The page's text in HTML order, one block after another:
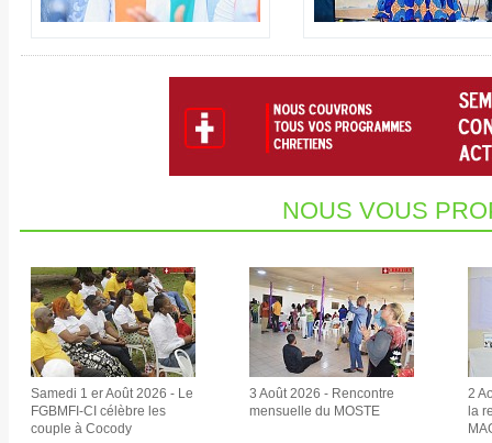
NOUS VOUS
Samedi 1 er Août 2026 - Le
FGBMFI-CI célèbre les
couple à Cocody
3 Août 2026 - Rencontre
mensuelle du MOSTE
2
la